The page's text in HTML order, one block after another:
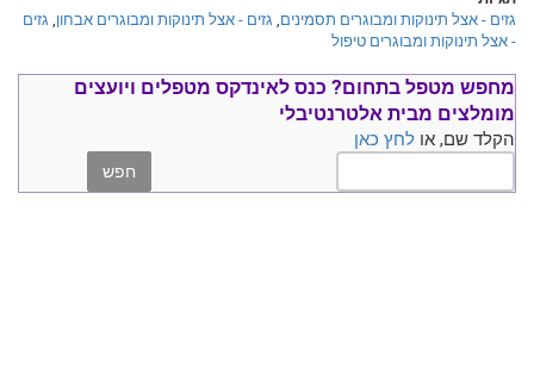
גזים - אצל תינוקות ומבוגרים תסמינים, גזים - אצל תינוקות ומבוגרים אבחון, גזים
- אצל תינוקות ומבוגרים טיפול
מחפש מטפל בתחום? כנס לאינדקס מטפלים ויועצים
מומלצים מבית אלטרנטיבלי
הקלד שם, או לחץ כאן